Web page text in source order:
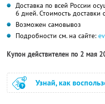
Доставка по всей России
6 дней. Стоимость доставки
Возможен самовывоз
Подробности см. на сайте:
Купон действителен по 2 мая
Узнай, как